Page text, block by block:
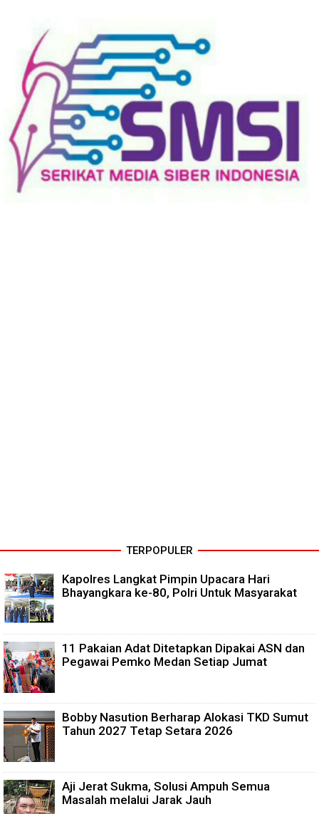
TERPOPULER
Kapolres Langkat Pimpin Upacara Hari
Bhayangkara ke-80, Polri Untuk Masyarakat
11 Pakaian Adat Ditetapkan Dipakai ASN dan
Pegawai Pemko Medan Setiap Jumat
Bobby Nasution Berharap Alokasi TKD Sumut
Tahun 2027 Tetap Setara 2026
Aji Jerat Sukma, Solusi Ampuh Semua
Masalah melalui Jarak Jauh